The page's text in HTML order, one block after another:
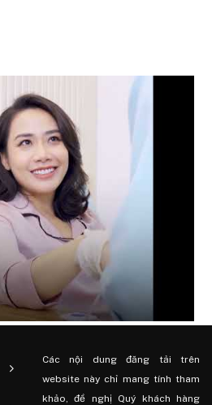
Các nội dung đăng tải trên
website này chỉ mang tính tham
khảo, đề nghị Quý khách hàng